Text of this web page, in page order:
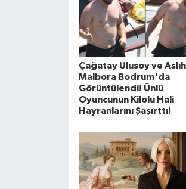
Çağatay Ulusoy ve
Malbora Bodrum'da
Görüntülendi! Ünlü
Oyuncunun Kilolu Hali
Hayranlarını Şaşırttı!